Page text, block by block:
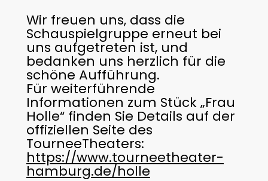
Wir freuen uns, dass die
Schauspielgruppe erneut bei
uns aufgetreten ist, und
bedanken uns herzlich für die
schöne Aufführung.
Für weiterführende
Informationen zum Stück „Frau
Holle“ finden Sie Details auf der
offiziellen Seite des
TourneeTheaters:
https://www.tourneetheater-
hamburg.de/holle